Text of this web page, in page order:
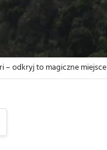
– odkryj to magiczne miejsce